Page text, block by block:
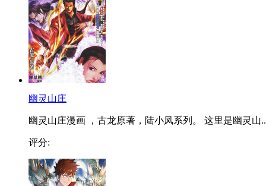
幽灵山庄
幽灵山庄漫画 ，古龙原著，陆小凤系列。 这里是幽灵山
评分: